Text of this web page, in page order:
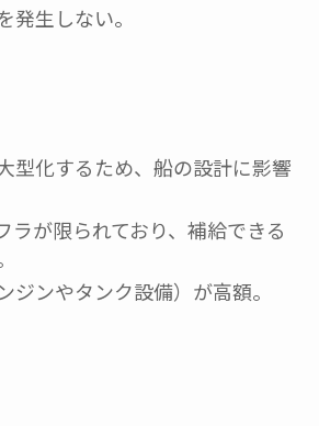
発生しない。
型化するため、船の設計に影響
ラが限られており、補給できる
ジンやタンク設備）が高額。